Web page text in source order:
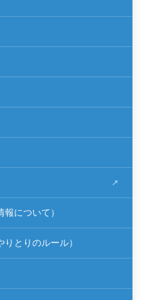
について）
とりのルール）